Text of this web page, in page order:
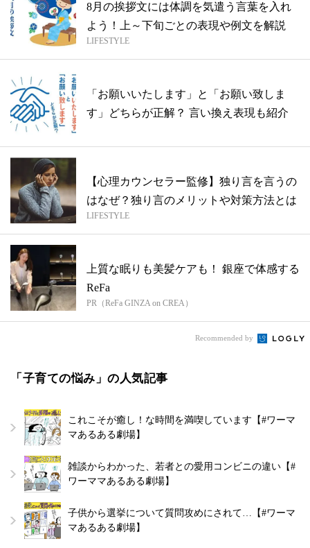
8月の挨拶文には体調を気遣う言葉を入れ
よう！上～下旬ごとの表現や例文を解説
LIFESTYLE
「お願いいたします」と「お願い致しま
す」どちらが正解？ 言い換え表現も紹介
【心理カウンセラー監修】独り言を言うの
はなぜ？独り言のメリットや対策方法とは
LIFESTYLE
上質な眠りも美髪ケアも！ 銀座で体感する
ReFa
PR（ReFa GINZA on CREA）
Recommended by
「子育ての悩み」の人気記事
これこそが癒し！な時間を満喫しています【#ワーマ
マあるある劇場】
雑談からわかった、若者との愛用コンビニの違い【#
ワーママあるある劇場】
子供から選挙について質問攻めにされて…【#ワーマ
マあるある劇場】